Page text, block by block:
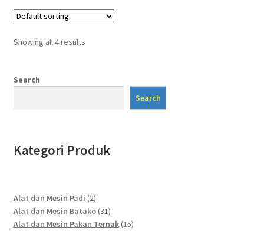
Showing all 4 results
Search
Search
Kategori Produk
Alat dan Mesin Padi 22
products
Alat dan Mesin Batako 3131
products
Alat dan Mesin Pakan Ternak 1515